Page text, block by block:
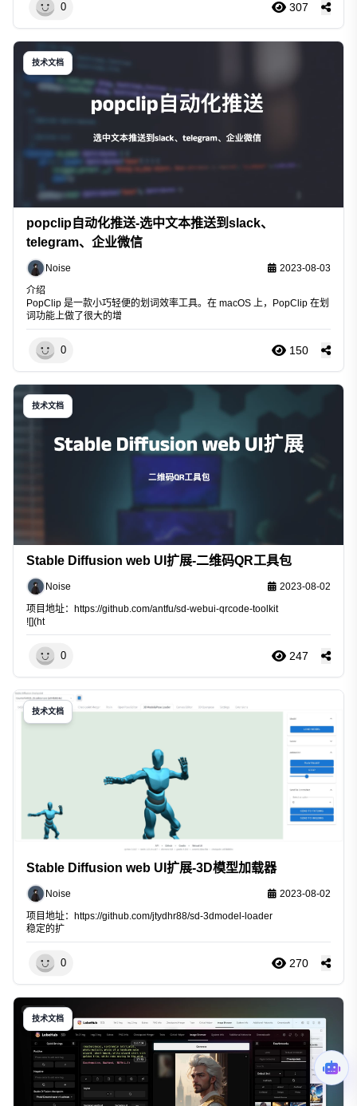
0 307
技术文档
popclip自动化推送-选中文本推送到slack、
telegram、企业微信
Noise
2023-08-03
介绍
PopClip 是一款小巧轻便的划词效率工具。在 macOS 上，PopClip 在划
词功能上做了很大的增
0 150
技术文档
Stable Diffusion web UI扩展-二维码QR工具包
Noise
2023-08-02
项目地址： https://github.com/antfu/sd-webui-qrcode-toolkit
![](ht
0 247
技术文档
Stable Diffusion web UI扩展-3D模型加载器
Noise
2023-08-02
项目地址： https://github.com/jtydhr88/sd-3dmodel-loader
稳定的扩
0 270
技术文档